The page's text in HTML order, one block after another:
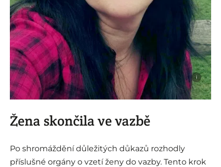
i
Žena skončila ve vazbě
Po shromáždění důležitých důkazů rozhodly
příslušné orgány o vzetí ženy do vazby. Tento krok